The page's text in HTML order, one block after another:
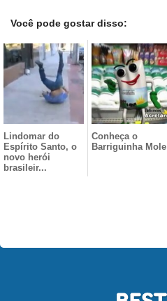
Você pode gostar disso:
Lindomar do
Espírito Santo, o
novo herói
brasileir...
Conheça o
Barriguinha Mole